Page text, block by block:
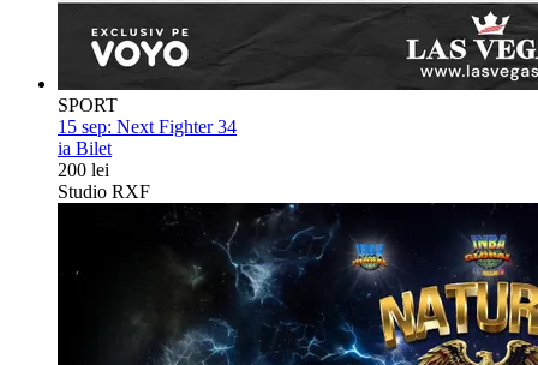
SPORT
15 sep: Next Fighter 34
ia Bilet
200 lei
Studio RXF